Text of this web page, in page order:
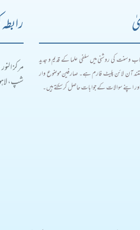
و سنت کی روشنی میں سلفی علما کے قدیم و جدید
آن لائن پلیٹ فارم ہے۔ صارفین موضوع وار
اپنے سوالات کے جوابات حاصل کر سکتے ہیں۔
مرکز
شپ،